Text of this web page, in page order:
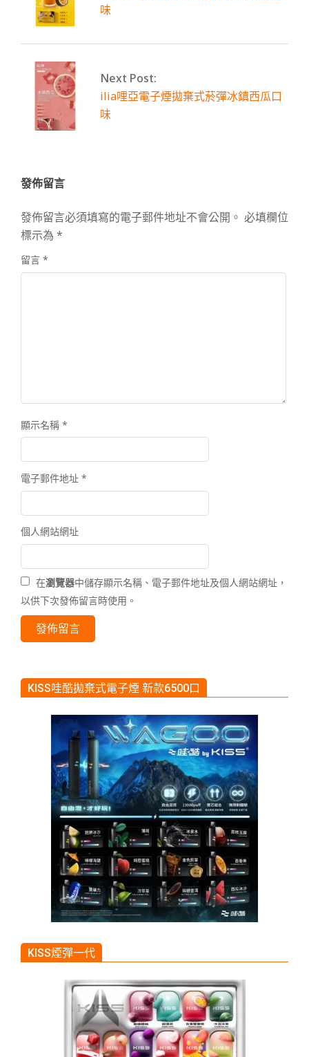
味
Next Post:
ilia哩亞電子煙拋棄式菸彈冰鎮西瓜口
味
發佈留言
發佈留言必須填寫的電子郵件地址不會公開。 必填欄位
標示為 *
留言 *
顯示名稱 *
電子郵件地址 *
個人網站網址
在瀏覽器中儲存顯示名稱、電子郵件地址及個人網站網址，
以供下次發佈留言時使用。
KISS哇酷拋棄式電子煙 新款6500口
KISS煙彈一代